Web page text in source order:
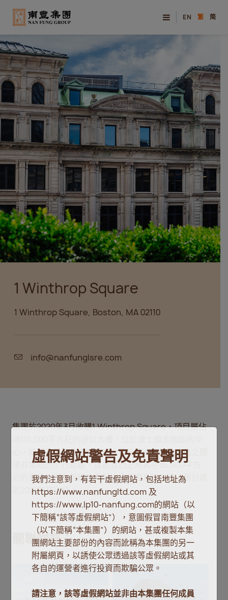
EN 繁 简
1 Winthrop Square
1 Winthrop Square, Boston, MA 02110
info@nanfunglsre.com
集團於2020年3月收購1 Winthrop Square，項目屬佔
心，四周有餐飲及康樂設施，與公園街紅線及南站之間
僅非常短的步行距離。目前我們正將其中35,000平方
尺的面積改建為甲級生命科技實驗室及辦公室，預計將
於2021年初落成。
關聯物業：
虛假網站警告及免責聲明
我們注意到，有若干虛假網站，包括地址為
https://www.nanfungltd.com 及
https://www.lp10-nanfung.com的網站（以
下簡稱“該等虛假網站”），意圖假冒南豐集團
（以下簡稱“本集團”）的網站，甚或複製本集
團網站主要部份的內容而訛稱為本集團的另一
附屬網頁，以誘使公眾透過該等虛假網站或其
各自的運營者進行投資而欺騙公眾。
請注意，該等虛假網站並非由本集團任何成員